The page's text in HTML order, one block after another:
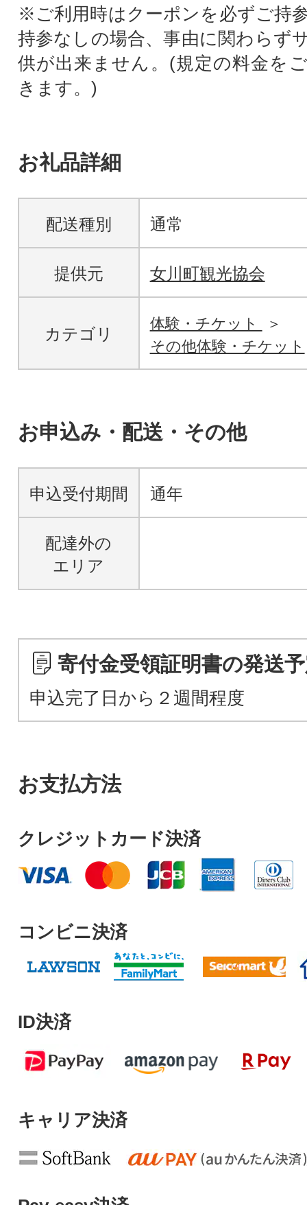
※ご利用時はクーポンを必ずご持
持参なしの場合、事由に関わらず
供が出来ません。(規定の料金を
きます。)
お礼品詳細
配送種別 通常
提供元 女川町観光協会
カテゴリ
体験・チケット
その他体験・チケット
お申込み・配送・その他
申込受付期間 通年
配達外の
エリア
寄付金受領証明書の発送
申込完了日から２週間程度
お支払方法
クレジットカード決済
コンビニ決済
ID決済
キャリア決済